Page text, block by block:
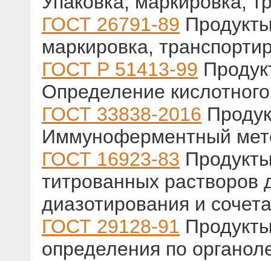
ГОСТ 26791-89
маркировка,
ГОСТ Р 51413-99
Определение
ГОСТ 33838-2016
Иммуноферментный
ГОСТ 16923-83
титрованных
диазотирования и
ГОСТ 29128-91
определения по